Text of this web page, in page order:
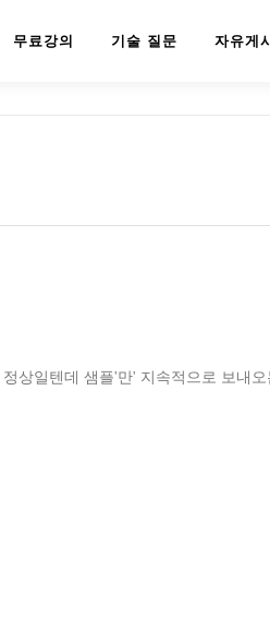
무료강의 기술 질문 자유게
상일텐데 샘플'만' 지속적으로 보내